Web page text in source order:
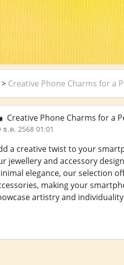
> Creative Phone Charms for a
Creative Phone Charms for a
ธ.ค. 2568 01:01
a creative twist to your
jewellery and accessory
elegance, our selection
making your
artistry and